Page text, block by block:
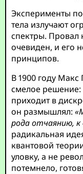
Эксперименты
тела излучают
спектры. Провал
очевиден, и его
принципов.
В 1900 году
смелое решение:
приходит в
он размышлял:
рода отчаянию, к
радикальная
квантовой
уловку, а не
потемнело,